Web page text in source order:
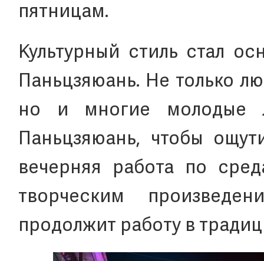
пятницам.
Культурный стиль стал
Паньцзяюань. Не только
но и многие молодые
Паньцзяюань, чтобы
вечерняя работа по
творческим
продолжит работу в